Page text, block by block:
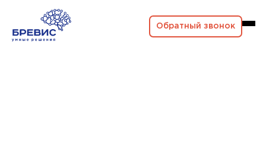
Обратный звонок